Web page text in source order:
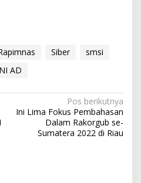
Siber
smsi
AD
Pos berikutnya
Ini Lima Fokus Pembahasan
Dalam Rakorgub se-
Sumatera 2022 di Riau